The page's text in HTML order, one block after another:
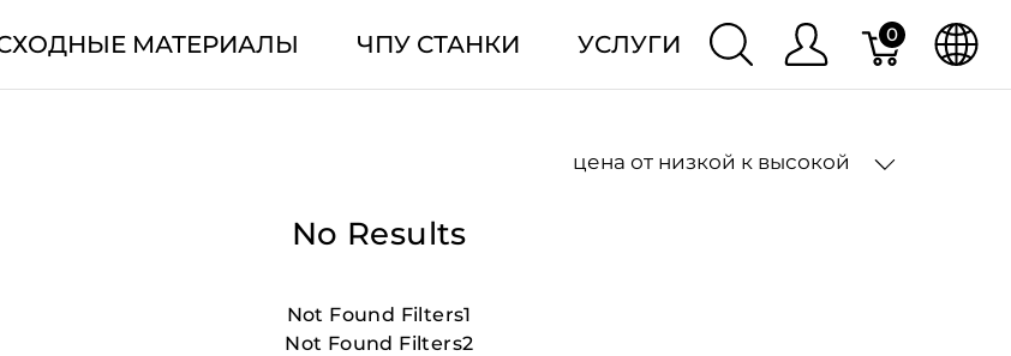
МАТЕРИАЛЫ ЧПУ СТАНКИ УСЛУГИ 0
цена от низкой к высокой
No Results
Not Found Filters1
Not Found Filters2